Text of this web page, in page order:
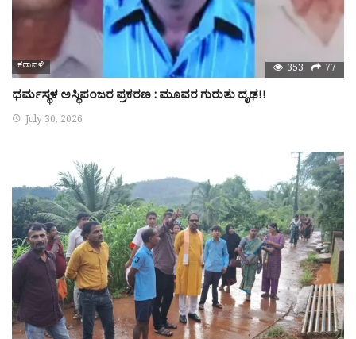
ಕರಾವಳಿ 353 77
ಧರ್ಮಸ್ಥಳ ಅಸ್ಥಿಪಂಜರ ಪ್ರಕರಣ : ಮೂವರ ಗುರುತು ದೃಢ!!
July 30, 2026